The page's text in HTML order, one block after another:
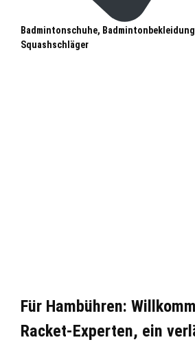
Badmintonschuhe,
Squashschläger
Für Hambühren:
Racket-Experten, ein